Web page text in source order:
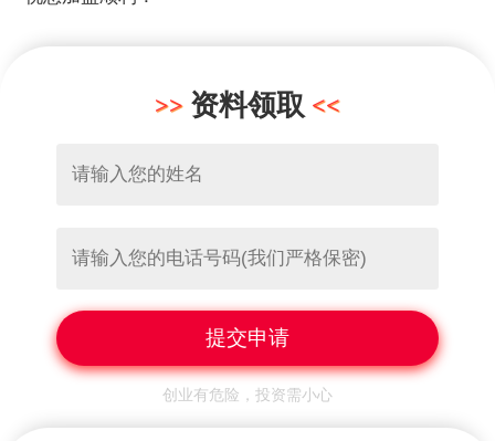
资料领取
创业有危险，投资需小心